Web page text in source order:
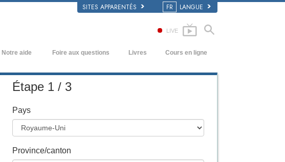
SITES APPARENTÉS FR LANGUE
LIVE
Notre aide Foire aux questions
Antécédents et principes de base
À l’intérieur d’une église
Livres
Livres pour débutants
Cours en ligne
Comment résoudre les conflits
dangereux
Étape 1 / 3
Pays
Province/canton